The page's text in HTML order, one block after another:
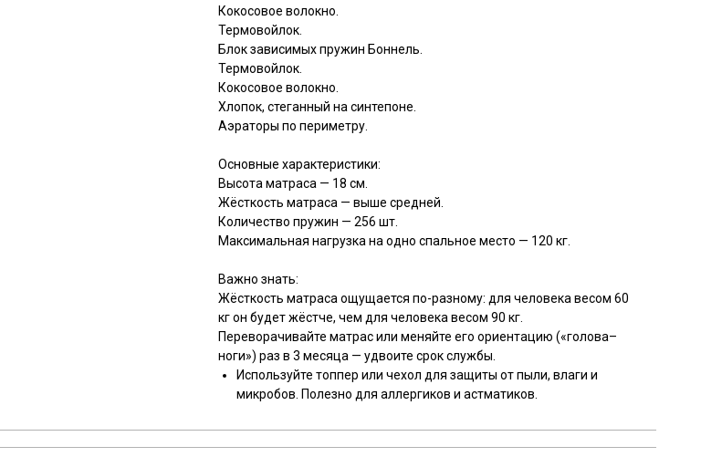
Кокосовое волокно.
Термовойлок.
Блок зависимых пружин Боннель.
Термовойлок.
Кокосовое волокно.
Хлопок, стеганный на синтепоне.
Аэраторы по периметру.
Основные характеристики:
Высота матраса — 18 см.
Жёсткость матраса — выше средней.
Количество пружин — 256 шт.
Максимальная нагрузка на одно спальное место — 120 кг.
Важно знать:
Жёсткость матраса ощущается по-разному: для человека весом 60
кг он будет жёстче, чем для человека весом 90 кг.
Переворачивайте матрас или меняйте его ориентацию («голова–
ноги») раз в 3 месяца — удвоите срок службы.
Используйте топпер или чехол для защиты от пыли, влаги и
микробов. Полезно для аллергиков и астматиков.